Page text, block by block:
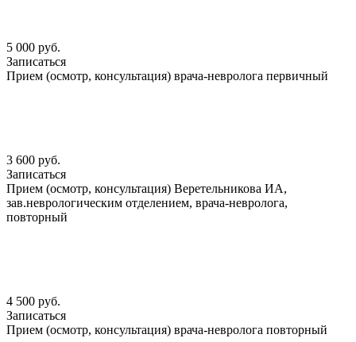
5 000 руб.
Записаться
Прием (осмотр, консультация) врача-невролога первичный
3 600 руб.
Записаться
Прием (осмотр, консультация) Веретельникова ИА,
зав.неврологическим отделением, врача-невролога,
повторный
4 500 руб.
Записаться
Прием (осмотр, консультация) врача-невролога повторный